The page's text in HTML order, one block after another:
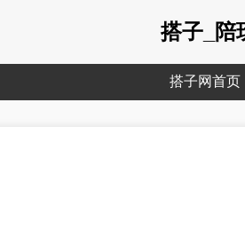
搭子_陪
搭子网首页